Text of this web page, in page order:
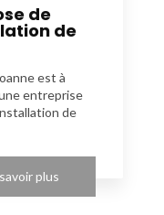
de
de
est à
entreprise
de
plus